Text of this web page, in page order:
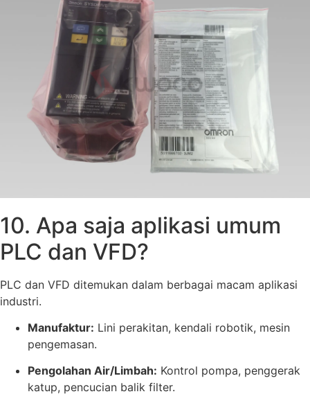
10. Apa saja aplikasi umum
PLC dan VFD?
PLC dan VFD ditemukan dalam berbagai macam aplikasi
industri.
Manufaktur: Lini perakitan, kendali robotik, mesin
pengemasan.
Pengolahan Air/Limbah: Kontrol pompa, penggerak
katup, pencucian balik filter.